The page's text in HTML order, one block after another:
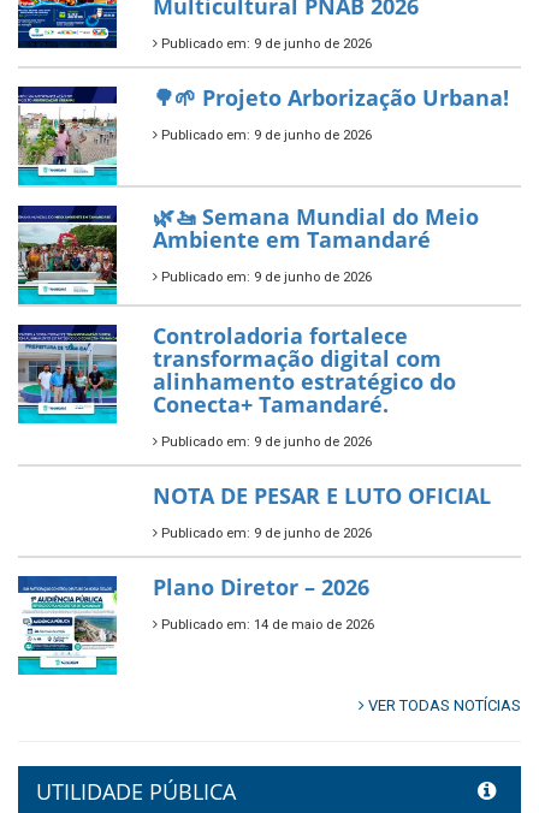
Tamandaré conquista Selo
Diamante do Sebrae pelo
segundo ano consecutivo e
reafirma excelência no apoio ao
empreendedorismo.
Publicado em: 10 de junho de 2026
novos investimentos para
fortalecer a saúde pública do
município.
Publicado em: 10 de junho de 2026
Prefeitura de Tamandaré abre
inscrições para o Festival
Multicultural PNAB 2026
Publicado em: 9 de junho de 2026
🌳🌱 Projeto Arborização Urbana!
Publicado em: 9 de junho de 2026
🌿🚤 Semana Mundial do Meio
Ambiente em Tamandaré
alinhamento estratégico do
Conecta+ Tamandaré.